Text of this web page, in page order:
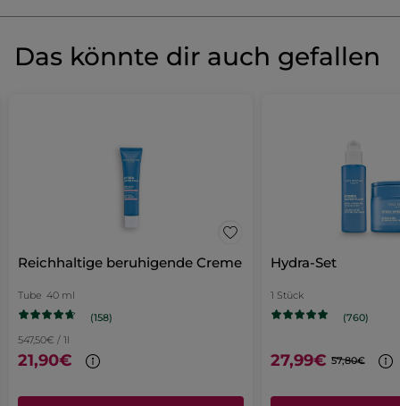
★★★★★
★★★★★
Kein
Das könnte dir auch gefallen
Reichhaltige beruhigende Creme
Tube 40 ml
(158)
547,50€ / 1l
21,90€
Hydra-Set
1 Stück
(760)
27,99€ 57,80€